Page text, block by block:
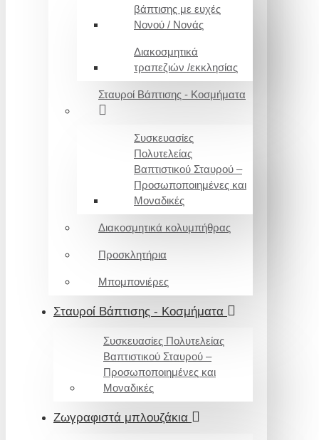
βάπτισης με ευχές
Νονού / Νονάς
Διακοσμητικά
τραπεζιών /εκκλησίας
Σταυροί Βάπτισης - Κοσμήματα
Συσκευασίες
Πολυτελείας
Βαπτιστικού Σταυρού –
Προσωποποιημένες και
Μοναδικές
Διακοσμητικά κολυμπήθρας
Προσκλητήρια
Μπομπονιέρες
Σταυροί Βάπτισης - Κοσμήματα
Συσκευασίες Πολυτελείας
Βαπτιστικού Σταυρού –
Προσωποποιημένες και
Μοναδικές
Ζωγραφιστά μπλουζάκια